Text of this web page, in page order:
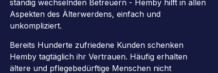
ständig wechselnden Betreuern - Hemby hilft in allen
Aspekten des Älterwerdens, einfach und
unkompliziert.
Bereits Hunderte zufriedene Kunden schenken
Hemby tagtäglich ihr Vertrauen. Häufig erhalten
ältere und pflegebedürftige Menschen nicht